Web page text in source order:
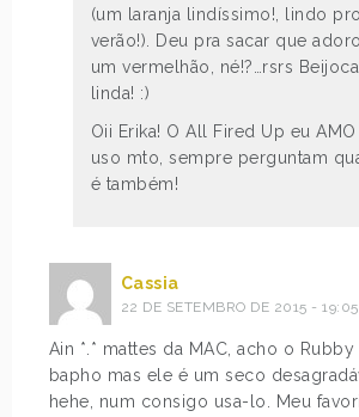
(um laranja lindíssimo!, lindo pro
verão!). Deu pra sacar que adoro
um vermelhão, né!?…rsrs
linda! :)
Oii Erika! O All Fired Up eu AMO
uso mto, sempre perguntam
é também!
Cassia
22 DE SETEMBRO DE 2015 - 19:05
Ain *.* mattes da MAC, acho o
bapho mas ele é um seco
hehe, num consigo usa-lo. Meu